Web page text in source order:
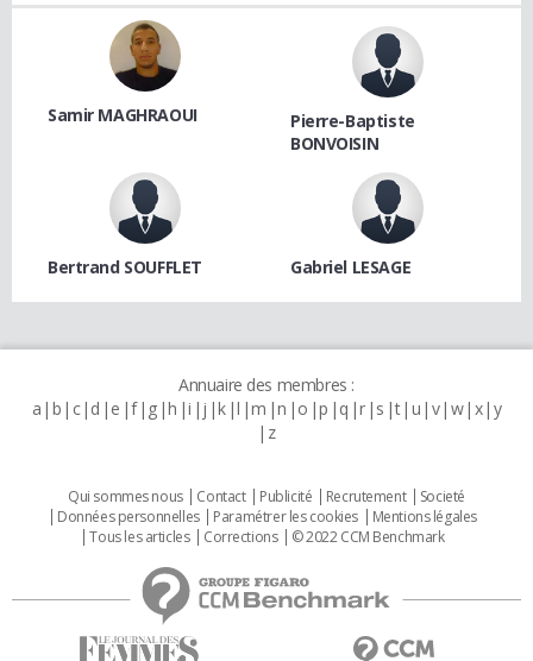
Samir MAGHRAOUI
Pierre-Baptiste
BONVOISIN
Bertrand SOUFFLET Gabriel LESAGE
Annuaire des membres :
a b c d e f g h i j k l m n o p q r s t u v w x y
z
Qui sommes nous Contact Publicité Recrutement
Societé
Données personnelles
Paramétrer les cookies
Mentions légales
Tous les articles
Corrections © 2022 CCM Benchmark